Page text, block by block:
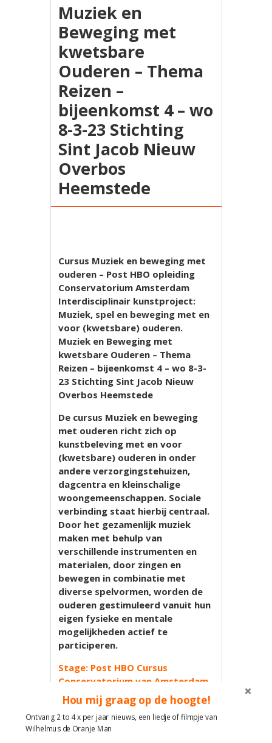
Muziek en
Beweging met
kwetsbare
Ouderen – Thema
Reizen –
bijeenkomst 4 – wo
8-3-23 Stichting
Sint Jacob Nieuw
Overbos
Heemstede
Cursus Muziek en beweging met
ouderen – Post HBO opleiding
Conservatorium Amsterdam
Interdisciplinair kunstproject:
Muziek, spel en beweging met en
voor (kwetsbare) ouderen.
Muziek en Beweging met
kwetsbare Ouderen – Thema
Reizen – bijeenkomst 4 – wo 8-3-
23 Stichting Sint Jacob Nieuw
Overbos Heemstede
De cursus Muziek en beweging
met ouderen richt zich op
kunstbeleving met en voor
(kwetsbare) ouderen in onder
andere verzorgingstehuizen,
dagcentra en kleinschalige
woongemeenschappen. Sociale
verbinding staat hierbij centraal.
Door het gezamenlijk muziek
maken met behulp van
verschillende instrumenten en
materialen, door zingen en
bewegen in combinatie met
diverse spelvormen, worden de
ouderen gestimuleerd vanuit hun
eigen fysieke en mentale
mogelijkheden actief te
participeren.
Stage: Post HBO Cursus
Conservatorium van Amsterdam
Muziek & Bewegen met
(kwetsbare) Ouderen – voorjaar
2023.
Aan deze cursus is een stage
Hou mij graag op de hoogte!
Ontvang 2 to 4 x per jaar nieuws, een liedje of filmpje van
Wilhelmus de Oranje Man